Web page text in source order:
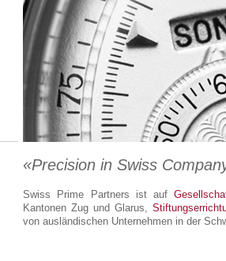
«Precision in Swiss
Swiss Prime Partners ist auf
Kantonen Zug und Glarus,
von ausländischen Unternehmen in der